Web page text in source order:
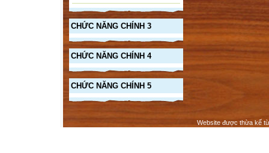
CHỨC NĂNG CHÍNH 3
CHỨC NĂNG CHÍNH 4
CHỨC NĂNG CHÍNH 5
Website được thừa kế